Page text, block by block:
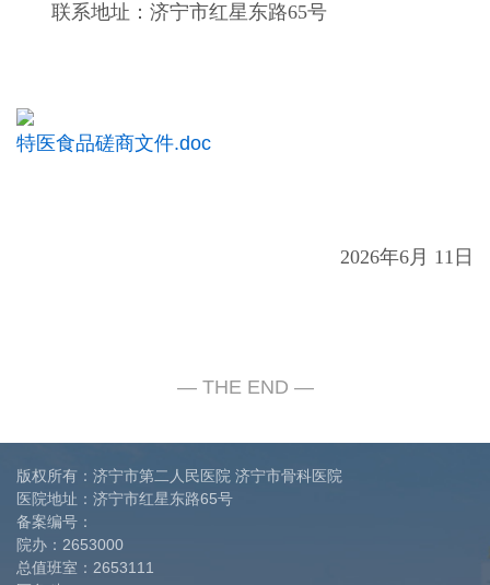
联系地址： 济宁市红星东路65号
特医食品磋商文件.doc
2026年6月 11 日
版权所有：济宁市第二人民医院 济宁市骨科医院
医院地址：济宁市红星东路65号
备案编号：
院办： 2653000
总值班室： 2653111